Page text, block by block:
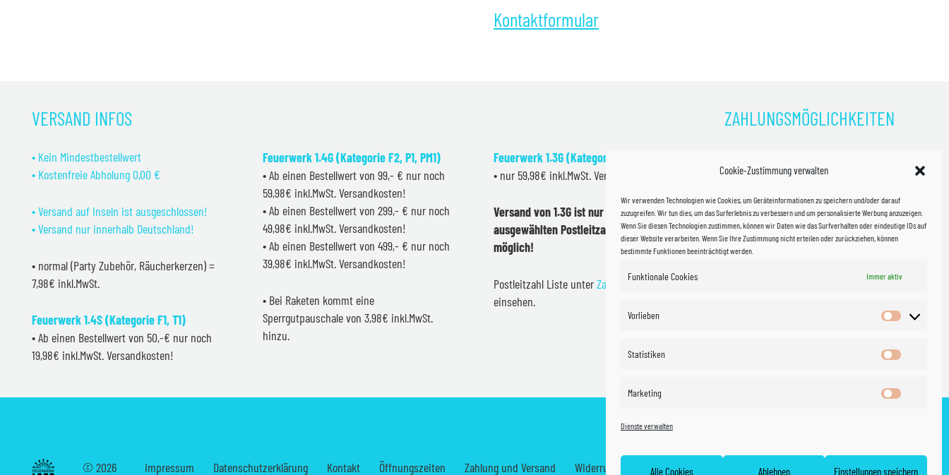
Cookie-Zustimmung verwalten
Wir verwenden Technologien wie Cookies, um Geräteinformationen zu speichern und/oder darauf
zuzugreifen. Wir tun dies, um das Surferlebnis zu verbessern und um personalisierte Werbung anzuzeigen.
Wenn Sie diesen Technologien zustimmen, können wir Daten wie das Surfverhalten oder eindeutige IDs auf
dieser Website verarbeiten. Wenn Sie Ihre Zustimmung nicht erteilen oder zurückziehen, können
bestimmte Funktionen beeinträchtigt werden.
Funktionale Cookies Immer aktiv
Vorlieben Vorlieben
Statistiken
Marketing Marketing
Dienste verwalten
Alle Cookies Ablehnen Einstellungen speichern
Kontaktformular
VERSAND INFOS
• Kein Mindestbestellwert
• Kostenfreie Abholung 0,00 €
• Versand auf Inseln ist ausgeschlossen!
• Versand nur innerhalb Deutschland!
• normal (Party Zubehör, Räucherkerzen) =
7,98€ inkl.MwSt.
Feuerwerk 1.4S (Kategorie F1, T1)
• Ab einen Bestellwert von 50,-€ nur noch
19,98€ inkl.MwSt. Versandkosten!
Feuerwerk 1.4G (Kategorie F2, P1, PM1)
• Ab einen Bestellwert von 99,- € nur noch
59,98€ inkl.MwSt. Versandkosten!
• Ab einen Bestellwert von 299,- € nur noch
49,98€ inkl.MwSt. Versandkosten!
• Ab einen Bestellwert von 499,- € nur noch
39,98€ inkl.MwSt. Versandkosten!
• Bei Raketen kommt eine
Sperrgutpauschale von 3,98€ inkl.MwSt.
hinzu.
Feuerwerk 1.3G (Kategorie F2)
• nur 59,98€ inkl.MwSt. Versandkosten!
Versand von 1.3G ist nur innerhalb
ausgewählten Postleitzahlen in Sachsen
möglich!
Postleitzahl Liste unterZahlung & Versand
einsehen.
ZAHLUNGSMÖGLICHKEITEN
© 2026 Impressum Datenschutzerklärung Kontakt Öffnungszeiten Zahlung und Versand Widerrufsrecht AGB Cookie policy (EU) Vertrag widerrufen